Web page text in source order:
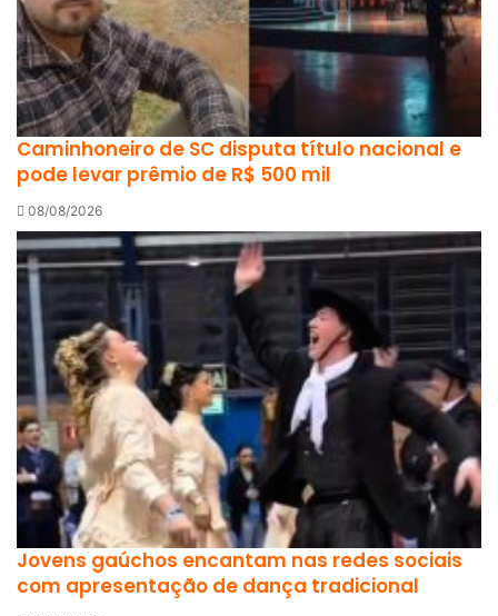
Caminhoneiro de SC disputa título nacional e
pode levar prêmio de R$ 500 mil
08/08/2026
Jovens gaúchos encantam nas redes sociais
com apresentação de dança tradicional